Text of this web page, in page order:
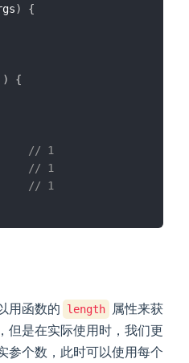
)
{
)
{
// 1
// 1
// 1
用函数的
length
属性来获
但是在实际使用时，我们更
参个数，此时可以使用每个